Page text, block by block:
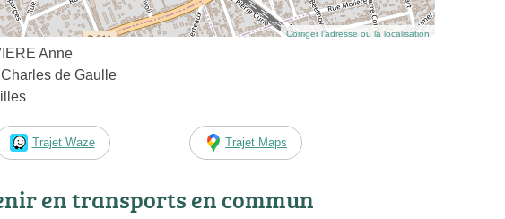
Corriger l’adresse ou la localisation
Anne
de Gaulle
Trajet Waze Trajet Maps
en transports en commun